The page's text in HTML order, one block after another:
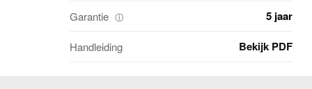
Garantie ⓘ 5 jaar
Handleiding Bekijk PDF